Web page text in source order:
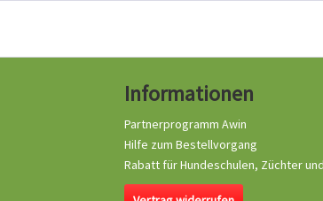
Informationen
Partnerprogramm Awin
Hilfe zum Bestellvorgang
Rabatt für Hundeschulen, Züchter